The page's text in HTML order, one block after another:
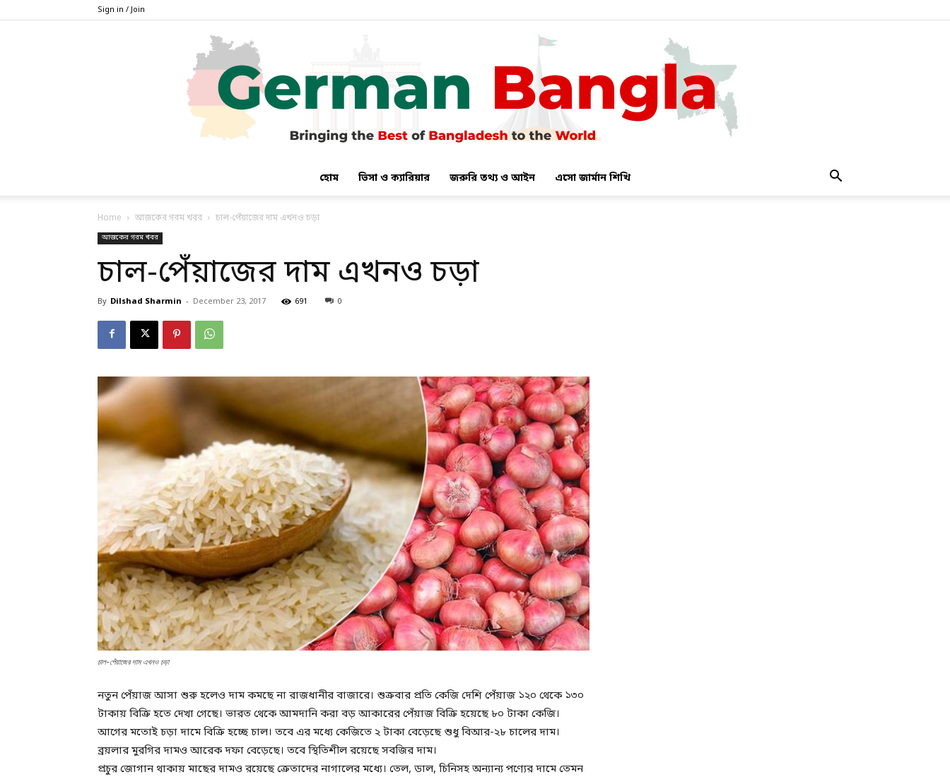
Sign in / Join
হোম ভিসা ও ক্যারিয়ার জরুরি তথ্য ও আইন এসো জার্মান শিখি
Home আজকের গরম খবর চাল-পেঁয়াজের দাম এখনও চড়া
আজকের গরম খবর
চাল-পেঁয়াজের দাম এখনও চড়া
By Dilshad Sharmin - December 23, 2017 691 0
চাল-পেঁয়াজের দাম এখনও চড়া
নতুন পেঁয়াজ আসা শুরু হলেও দাম কমছে না রাজধানীর বাজারে। শুক্রবার প্রতি কেজি দেশি পেঁয়াজ ১২০ থেকে ১৩০
টাকায় বিক্রি হতে দেখা গেছে। ভারত থেকে আমদানি করা বড় আকারের পেঁয়াজ বিক্রি হয়েছে ৮০ টাকা কেজি।
আগের মতোই চড়া দামে বিক্রি হচ্ছে চাল। তবে এর মধ্যে কেজিতে ২ টাকা বেড়েছে শুধু বিআর-২৮ চালের দাম।
ব্রয়লার মুরগির দামও আরেক দফা বেড়েছে। তবে স্থিতিশীল রয়েছে সবজির দাম।
প্রচুর জোগান থাকায় মাছের দামও রয়েছে ক্রেতাদের নাগালের মধ্যে। তেল, ডাল, চিনিসহ অন্যান্য পণ্যের দামে তেমন